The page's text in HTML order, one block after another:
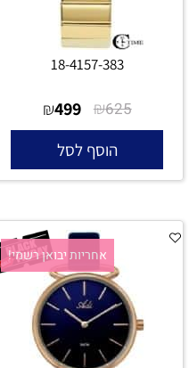
18-4157-383
₪625
₪499
הוסף לסל
אחריות יבואן רשמי!